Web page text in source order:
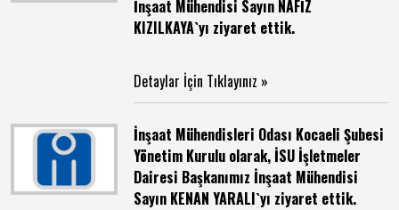
İnşaat Mühendisi Sayın NAFİZ
KIZILKAYA`yı ziyaret ettik.
Detaylar İçin Tıklayınız »
İnşaat Mühendisleri Odası Kocaeli Şubesi
Yönetim Kurulu olarak, İSU İşletmeler
Dairesi Başkanımız İnşaat Mühendisi
Sayın KENAN YARALI`yı ziyaret ettik.